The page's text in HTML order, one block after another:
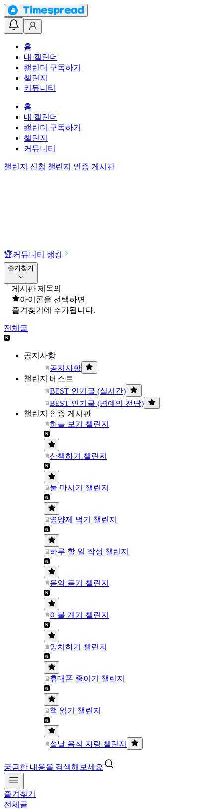
홈
내 캘린더
캘린더 구독하기
챌린지
커뮤니티
홈
내 캘린더
캘린더 구독하기
챌린지
커뮤니티
챌린지 신청 챌린지 인증 게시판
🏆커뮤니티 랭킹
즐겨찾기
게시판 제목의
아이콘을 선택하면
즐겨찾기에 추가됩니다.
전체글
공지사항
공지사항
챌린지 베스트
BEST 인기글 (실시간)
BEST 인기글 (명예의 전당)
챌린지 인증 게시판
하늘 보기 챌린지
산책하기 챌린지
물 마시기 챌린지
영양제 먹기 챌린지
하루 할 일 작성 챌린지
음악 듣기 챌린지
이불 개기 챌린지
양치하기 챌린지
휴대폰 줄이기 챌린지
책 읽기 챌린지
설날 음식 자랑 챌린지
궁금한 내용을 검색해보세요
즐겨찾기
전체글